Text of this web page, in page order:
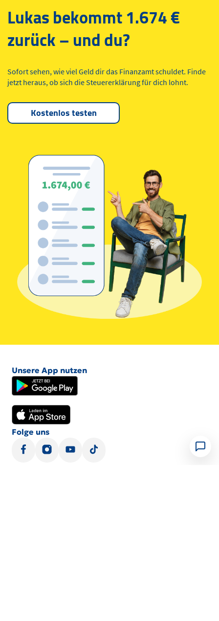
Lukas bekommt 1.674 €
zurück – und du?
Sofort sehen, wie viel Geld dir das Finanzamt schuldet. Finde
jetzt heraus, ob sich die Steuererklärung für dich lohnt.
Kostenlos testen
Unsere App nutzen
Folge uns